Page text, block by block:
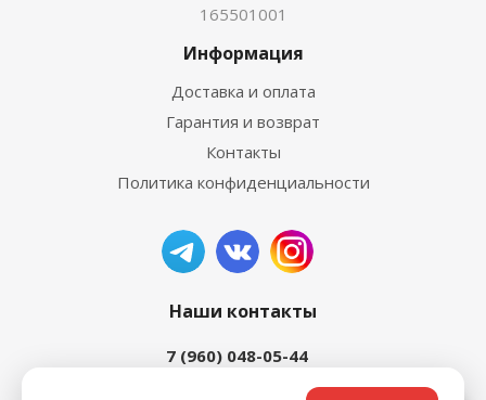
165501001
Информация
Доставка и оплата
Гарантия и возврат
Контакты
Политика конфиденциальности
Наши контакты
7 (960) 048-05-44